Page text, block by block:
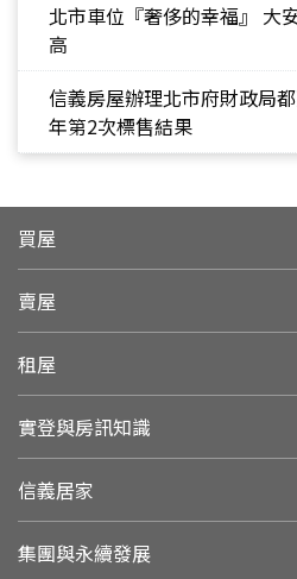
北市車位『奢侈的幸福』 大
高
信義房屋辦理北市府財政局
年第2次標售結果
買屋
賣屋
租屋
實登與房訊知識
信義居家
集團與永續發展